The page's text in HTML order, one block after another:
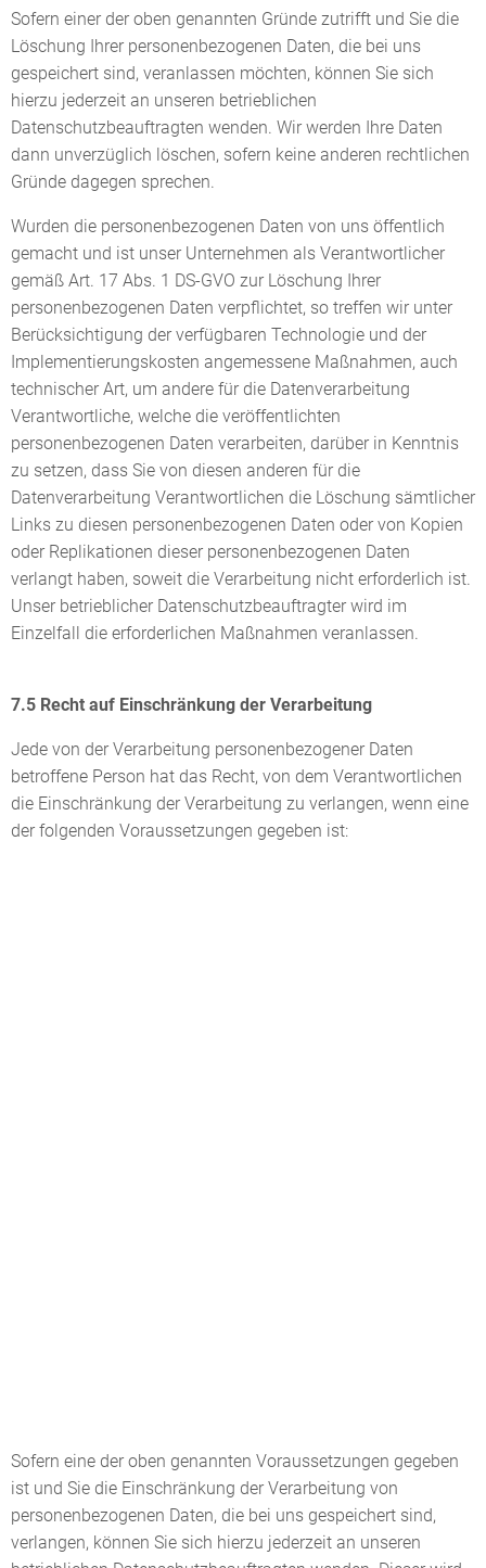
Sofern einer der oben genannten Gründe zutrifft und Sie die
Löschung Ihrer personenbezogenen Daten, die bei uns
gespeichert sind, veranlassen möchten, können Sie sich
hierzu jederzeit an unseren betrieblichen
Datenschutzbeauftragten wenden. Wir werden Ihre Daten
dann unverzüglich löschen, sofern keine anderen rechtlichen
Gründe dagegen sprechen.
Wurden die personenbezogenen Daten von uns öffentlich
gemacht und ist unser Unternehmen als Verantwortlicher
gemäß Art. 17 Abs. 1 DS-GVO zur Löschung Ihrer
personenbezogenen Daten verpflichtet, so treffen wir unter
Berücksichtigung der verfügbaren Technologie und der
Implementierungskosten angemessene Maßnahmen, auch
technischer Art, um andere für die Datenverarbeitung
Verantwortliche, welche die veröffentlichten
personenbezogenen Daten verarbeiten, darüber in Kenntnis
zu setzen, dass Sie von diesen anderen für die
Datenverarbeitung Verantwortlichen die Löschung sämtlicher
Links zu diesen personenbezogenen Daten oder von Kopien
oder Replikationen dieser personenbezogenen Daten
verlangt haben, soweit die Verarbeitung nicht erforderlich ist.
Unser betrieblicher Datenschutzbeauftragter wird im
Einzelfall die erforderlichen Maßnahmen veranlassen.
7.5 Recht auf Einschränkung der Verarbeitung
Jede von der Verarbeitung personenbezogener Daten
betroffene Person hat das Recht, von dem Verantwortlichen
die Einschränkung der Verarbeitung zu verlangen, wenn eine
der folgenden Voraussetzungen gegeben ist:
Sofern eine der oben genannten Voraussetzungen gegeben
ist und Sie die Einschränkung der Verarbeitung von
personenbezogenen Daten, die bei uns gespeichert sind,
verlangen, können Sie sich hierzu jederzeit an unseren